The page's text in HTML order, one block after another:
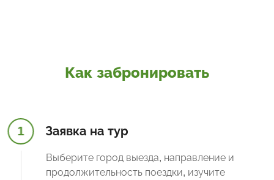
Как забронировать
1 Заявка на тур
Выберите город выезда, направление и
продолжительность поездки, изучите